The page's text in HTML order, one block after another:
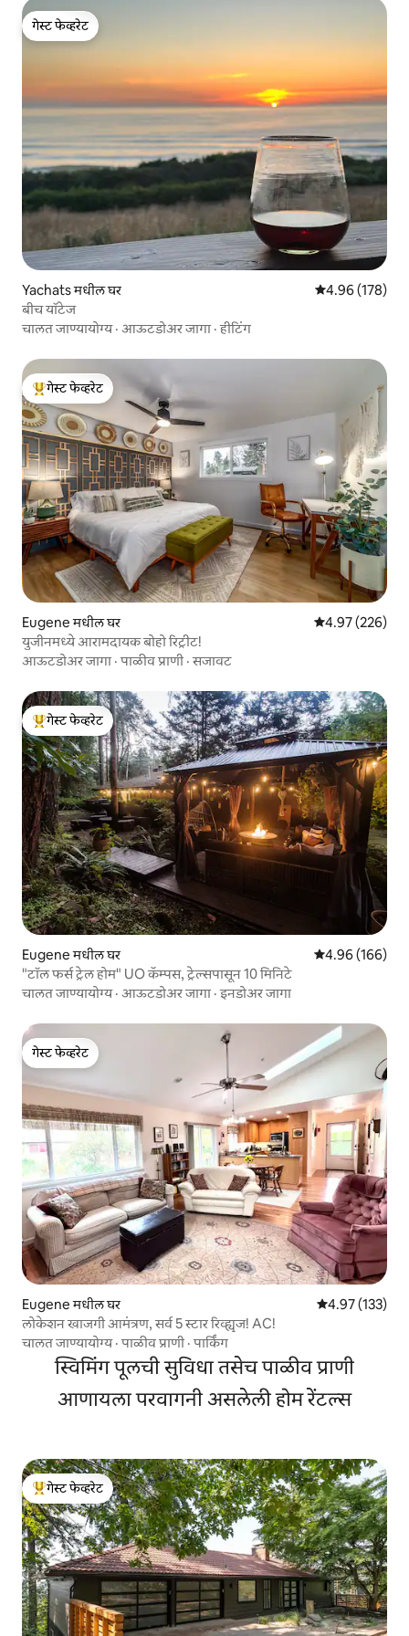
गेस्ट फेव्हरेट
गेस्ट फेव्हरेट
Yachats मधील घर 5 पैकी 4.96
4.96 (178)
बीच यॉटेज
चालत जाण्यायोग्य· आऊटडोअर जागा ·हीटिंग
टॉप गेस्ट फेव्हरेट
गेस्ट फेव्हरेट
Eugene मधील घर 5 पैकी 4.97
4.97 (226)
युजीनमध्ये आरामदायक बोहो रिट्रीट!
आऊटडोअर जागा ·पाळीव प्राणी ·सजावट
टॉप गेस्ट फेव्हरेट
गेस्ट फेव्हरेट
Eugene मधील घर 5 पैकी 4.96
4.96 (166)
"टॉल फर्स ट्रेल होम" UO कॅम्पस, ट्रेल्सपासून 10 मिनिटे
चालत जाण्यायोग्य· आऊटडोअर जागा ·इनडोअर जागा
गेस्ट फेव्हरेट
गेस्ट फेव्हरेट
Eugene मधील घर 5 पैकी 4.97
4.97 (133)
लोकेशन खाजगी आमंत्रण, सर्व 5 स्टार रिव्ह्यूज! AC!
चालत जाण्यायोग्य·पाळीव प्राणी ·पार्किंग
स्विमिंग पूलची सुविधा तसेच पाळीव प्राणी
आणायला परवागनी असलेली होम रेंटल्स
टॉप गेस्ट फेव्हरेट
गेस्ट फेव्हरेट